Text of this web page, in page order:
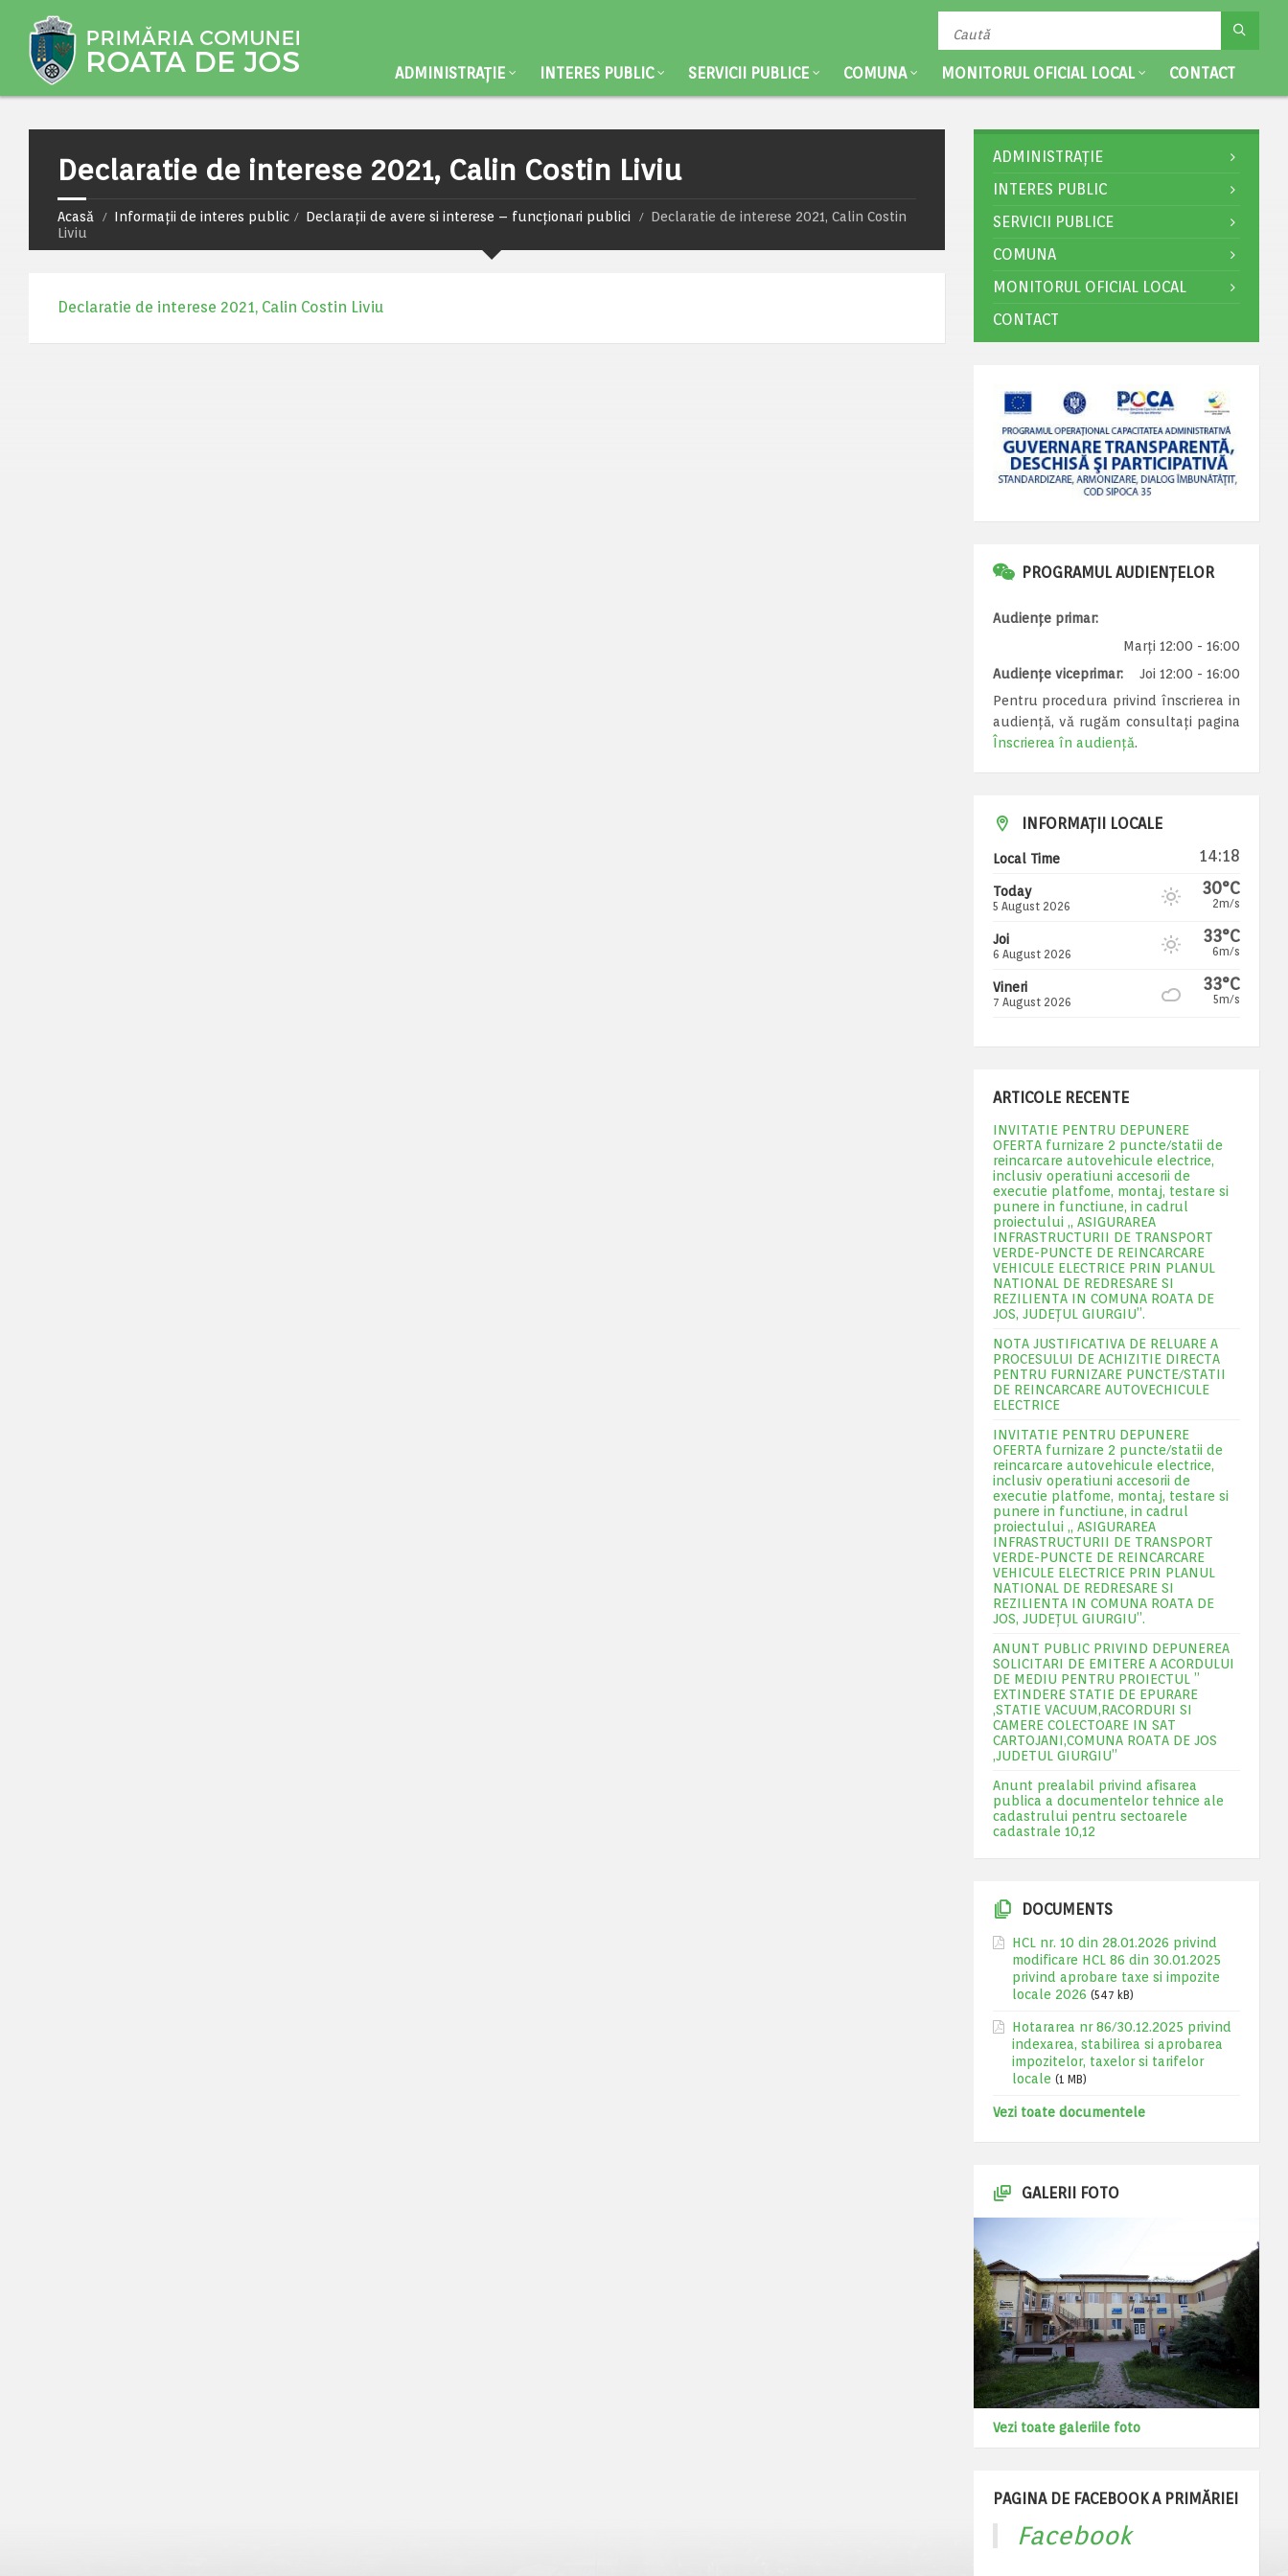
ADMINISTRAȚIE INTERES PUBLIC SERVICII PUBLICE COMUNA MONITORUL OFICIAL LOCAL CONTACT
Declaratie de interese 2021, Calin Costin Liviu
Acasă Informații de interes public Declarații de avere si interese – funcționari publici
Declaratie de interese 2021, Calin Costin
Liviu
Declaratie de interese 2021, Calin Costin Liviu
ADMINISTRAȚIE
INTERES PUBLIC
SERVICII PUBLICE
COMUNA
MONITORUL OFICIAL LOCAL
CONTACT
PROGRAMUL AUDIENȚELOR
Audiențe primar:
Marți 12:00 - 16:00
Audiențe viceprimar:
Joi 12:00 - 16:00
Pentru procedura privind înscrierea in
audiență, vă rugăm consultați pagina
Înscrierea în audiență.
INFORMAȚII LOCALE
Local Time 14:18
Today
5 August 2026
30°C
2m/s
Joi
6 August 2026
33°C
6m/s
Vineri
7 August 2026
33°C
5m/s
ARTICOLE RECENTE
INVITATIE PENTRU DEPUNERE
OFERTA furnizare 2 puncte/statii de
reincarcare autovehicule electrice,
inclusiv operatiuni accesorii de
executie platfome, montaj, testare si
punere in functiune, in cadrul
proiectului „ ASIGURAREA
INFRASTRUCTURII DE TRANSPORT
VERDE-PUNCTE DE REINCARCARE
VEHICULE ELECTRICE PRIN PLANUL
NATIONAL DE REDRESARE SI
REZILIENTA IN COMUNA ROATA DE
JOS, JUDEŢUL GIURGIU”.
NOTA JUSTIFICATIVA DE RELUARE A
PROCESULUI DE ACHIZITIE DIRECTA
PENTRU FURNIZARE PUNCTE/STATII
DE REINCARCARE AUTOVECHICULE
ELECTRICE
INVITATIE PENTRU DEPUNERE
OFERTA furnizare 2 puncte/statii de
reincarcare autovehicule electrice,
inclusiv operatiuni accesorii de
executie platfome, montaj, testare si
punere in functiune, in cadrul
proiectului „ ASIGURAREA
INFRASTRUCTURII DE TRANSPORT
VERDE-PUNCTE DE REINCARCARE
VEHICULE ELECTRICE PRIN PLANUL
NATIONAL DE REDRESARE SI
REZILIENTA IN COMUNA ROATA DE
JOS, JUDEŢUL GIURGIU”.
ANUNT PUBLIC PRIVIND DEPUNEREA
SOLICITARI DE EMITERE A ACORDULUI
DE MEDIU PENTRU PROIECTUL ”
EXTINDERE STATIE DE EPURARE
,STATIE VACUUM,RACORDURI SI
CAMERE COLECTOARE IN SAT
CARTOJANI,COMUNA ROATA DE JOS
,JUDETUL GIURGIU”
Anunt prealabil privind afisarea
publica a documentelor tehnice ale
cadastrului pentru sectoarele
cadastrale 10,12
DOCUMENTS
HCL nr. 10 din 28.01.2026 privind
modificare HCL 86 din 30.01.2025
privind aprobare taxe si impozite
locale 2026 (547 kB)
Hotararea nr 86/30.12.2025 privind
indexarea, stabilirea si aprobarea
impozitelor, taxelor si tarifelor
locale (1 MB)
Vezi toate documentele
GALERII FOTO
Vezi toate galeriile foto
PAGINA DE FACEBOOK A PRIMĂRIEI
Facebook